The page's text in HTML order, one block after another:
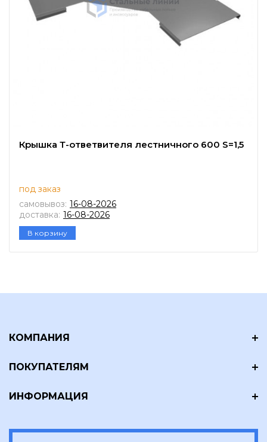
Крышка Т-ответвителя лестничного 600 S=1,5
под заказ
самовывоз: 16-08-2026
доставка: 16-08-2026
В корзину
КОМПАНИЯ
ПОКУПАТЕЛЯМ
ИНФОРМАЦИЯ